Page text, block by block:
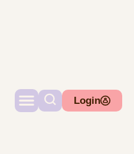
Login